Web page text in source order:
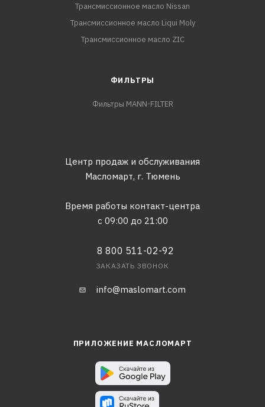
Трансмиссионное масло Nissan
Трансмиссионное масло Liqui Moly
Трансмиссионное масло ZIC
ФИЛЬТРЫ
Фильтры MANN-FILTER
Центр продаж и обслуживания
Масломарт, г. Тюмень
Время работы контакт-центра
с 09:00 до 21:00
8 800 511-02-92
ЗАКАЗАТЬ ЗВОНОК
info@maslomart.com
ПРИЛОЖЕНИЕ МАСЛОМАРТ